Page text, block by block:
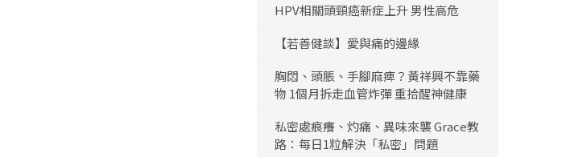
HPV相關頭頸癌新症上升 男性高危
【若善健談】愛與痛的邊緣
胸悶、頭脹、手腳麻痺？黃祥興不靠藥
物 1個月拆走血管炸彈 重拾醒神健康
私密處痕癢、灼痛、異味來襲 Grace教
路：每日1粒解決「私密」問題